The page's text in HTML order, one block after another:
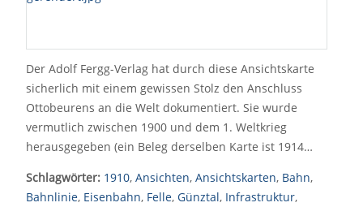
Der Adolf Fergg-Verlag hat durch diese Ansichtskarte
sicherlich mit einem gewissen Stolz den Anschluss
Ottobeurens an die Welt dokumentiert. Sie wurde
vermutlich zwischen 1900 und dem 1. Weltkrieg
herausgegeben (ein Beleg derselben Karte ist 1914…
Schlagwörter: 1910, Ansichten, Ansichtskarten, Bahn,
Bahnlinie, Eisenbahn, Felle, Günztal, Infrastruktur,